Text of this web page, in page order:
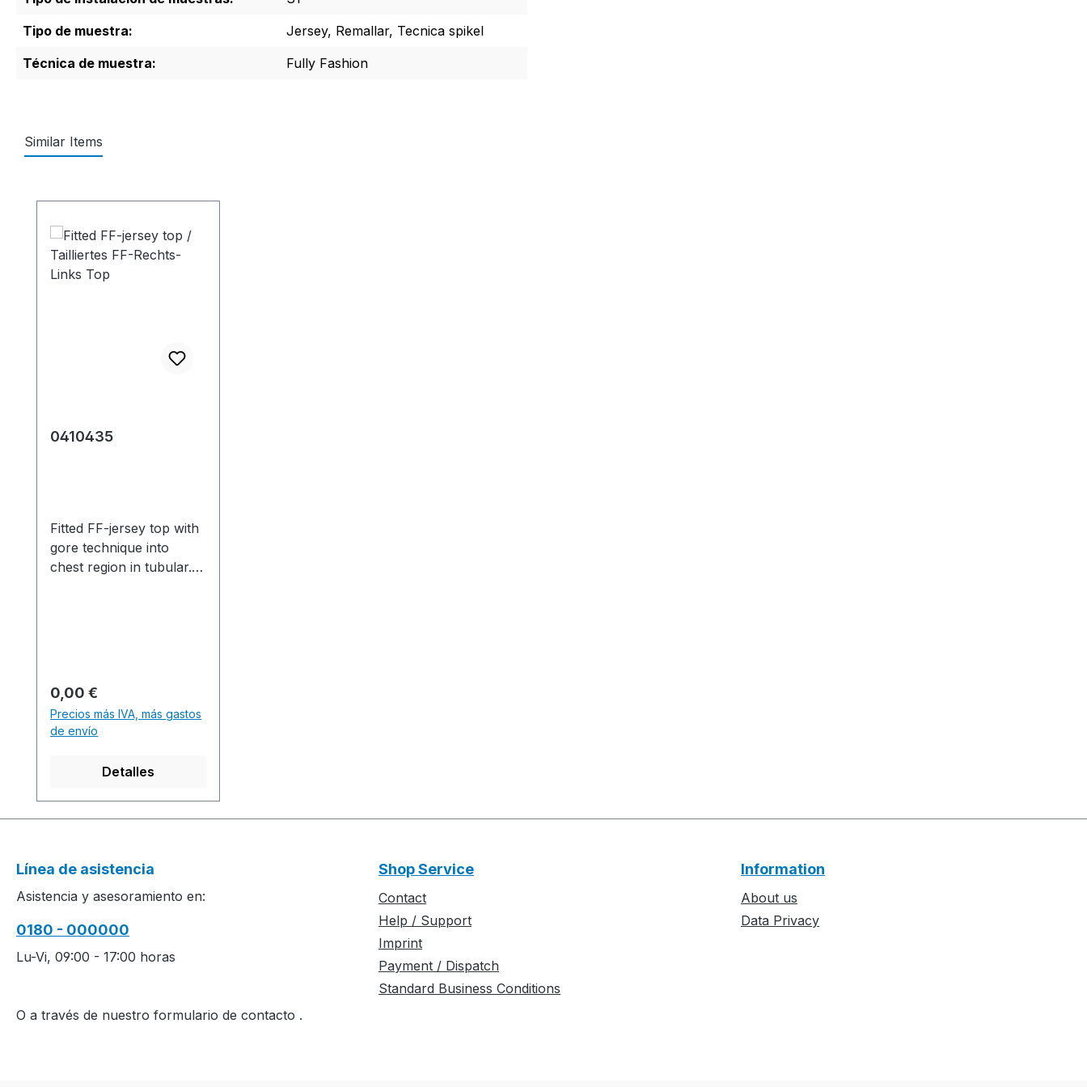
Tipo de muestra:
Jersey, Remallar, Tecnica spikel
Técnica de muestra:
Fully Fashion
Similar Items
0410435
Fitted FF-jersey top with
gore technique into
chest region in tubular.
Schlauch. *Programme
für V-Teil und R-Teil
verfügbar. Production
time / Produktionszeit: 1
min. 0 sec. 1.00 m/sec. 1
Back(s) / R-Teil(e) 8 min.
30 sec. 1.00 m/sec.
............................................
S1 Software-Version:
................................................
................................................
overview / Garn- und
Precio normal:
0,00 €
Precios más IVA, más gastos
de envío
Detalles
Línea de asistencia
Asistencia y asesoramiento en:
0180 - 000000
Lu-Vi, 09:00 - 17:00 horas
O a través de nuestro formulario de contacto .
Shop Service
Contact
Help / Support
Imprint
Payment / Dispatch
Standard Business Conditions
Information
About us
Data Privacy